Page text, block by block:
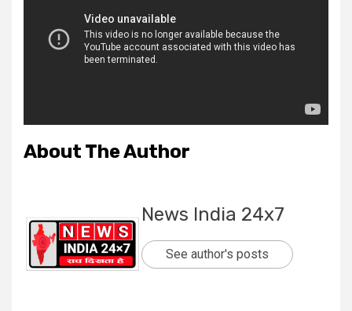
About The Author
News India 24x7
See author's posts